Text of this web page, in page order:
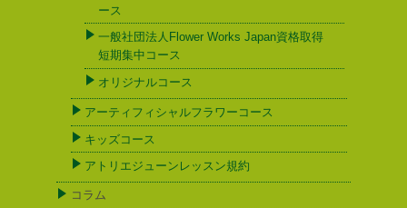
ース
一般社団法人Flower Works Japan資格取得
短期集中コース
オリジナルコース
アーティフィシャルフラワーコース
キッズコース
アトリエジューンレッスン規約
コラム